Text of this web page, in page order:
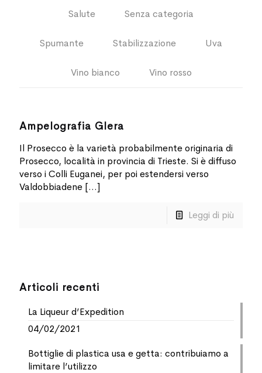
Salute Senza categoria
Spumante Stabilizzazione Uva
Vino bianco Vino rosso
Ampelografia Glera
Il Prosecco è la varietà probabilmente originaria di
Prosecco, località in provincia di Trieste. Si è diffuso
verso i Colli Euganei, per poi estendersi verso
Valdobbiadene […]
Leggi di più
Articoli recenti
La Liqueur d’Expedition
04/02/2021
Bottiglie di plastica usa e getta: contribuiamo a
limitare l’utilizzo